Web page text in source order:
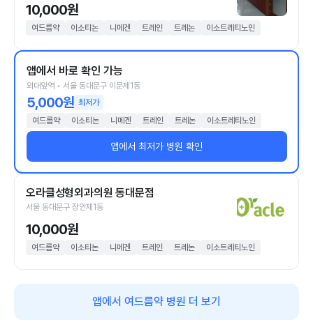
10,000원
여드름약 이소티논 니메겐 트레인 트레논 이소트레티노인
앱에서 바로 확인 가능
외대앞역 • 서울 동대문구 이문제1동
5,000원 최저가
여드름약
이소티논 니메겐 트레인 트레논 이소트레티노인
앱에서 최저가 병원 확인
오라클성형외과의원 동대문점
서울 동대문구 장안제1동
10,000원
여드름약 이소티논 니메겐 트레인 트레논 이소트레티노인
앱에서 여드름약 병원 더 보기